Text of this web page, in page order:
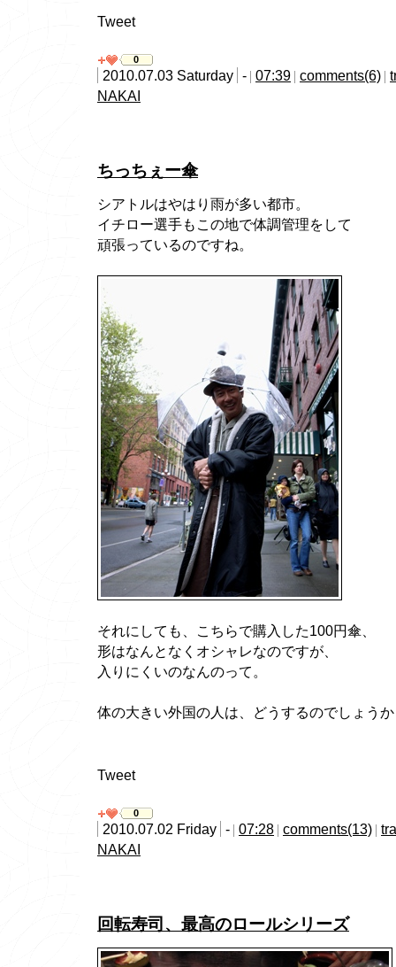
Tweet
0
2010.07.03 Saturday - 07:39 comments(6)
NAKAI
ちっちぇー傘
シアトルはやはり雨が多い都市。
イチロー選手もこの地で体調管理をして
頑張っているのですね。
それにしても、こちらで購入した100円傘、
形はなんとなくオシャレなのですが、
入りにくいのなんのって。
体の大きい外国の人は、どうするのでしょう
Tweet
0
2010.07.02 Friday - 07:28 comments(13)
NAKAI
回転寿司、最高のロールシリーズ